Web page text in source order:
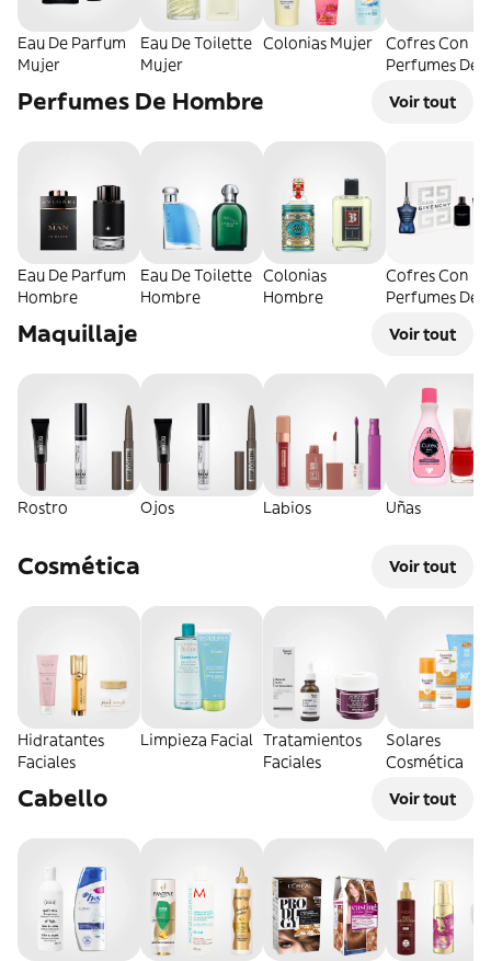
Eau De Parfum
Mujer
Eau De Toilette
Mujer
Colonias Mujer
Cofres Con
Perfumes De
Perfumes De Hombre Voir tout
Eau De Parfum
Hombre
Eau De Toilette
Hombre
Colonias
Hombre
Cofres Con
Perfumes De
Maquillaje Voir tout
Rostro Ojos Labios Uñas
Cosmética Voir tout
Hidratantes
Faciales
Limpieza Facial Tratamientos
Faciales
Solares
Cosmética
Cabello Voir tout